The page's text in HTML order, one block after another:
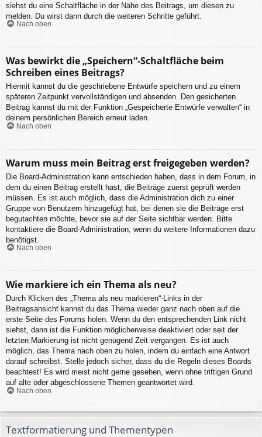
siehst du eine Schaltfläche in der Nähe des Beitrags, um diesen zu
melden. Du wirst dann durch die weiteren Schritte geführt.
Nach oben
Was bewirkt die „Speichern“-Schaltfläche beim
Schreiben eines Beitrags?
Hiermit kannst du die geschriebene Entwürfe speichern und zu einem
späteren Zeitpunkt vervollständigen und absenden. Den gesicherten
Beitrag kannst du mit der Funktion „Gespeicherte Entwürfe verwalten“ in
deinem persönlichen Bereich erneut laden.
Nach oben
Warum muss mein Beitrag erst freigegeben werden?
Die Board-Administration kann entschieden haben, dass in dem Forum, in
dem du einen Beitrag erstellt hast, die Beiträge zuerst geprüft werden
müssen. Es ist auch möglich, dass die Administration dich zu einer
Gruppe von Benutzern hinzugefügt hat, bei denen sie die Beiträge erst
begutachten möchte, bevor sie auf der Seite sichtbar werden. Bitte
kontaktiere die Board-Administration, wenn du weitere Informationen dazu
benötigst.
Nach oben
Wie markiere ich ein Thema als neu?
Durch Klicken des „Thema als neu markieren“-Links in der
Beitragsansicht kannst du das Thema wieder ganz nach oben auf die
erste Seite des Forums holen. Wenn du den entsprechenden Link nicht
siehst, dann ist die Funktion möglicherweise deaktiviert oder seit der
letzten Markierung ist nicht genügend Zeit vergangen. Es ist auch
möglich, das Thema nach oben zu holen, indem du einfach eine Antwort
darauf schreibst. Stelle jedoch sicher, dass du die Regeln dieses Boards
beachtest! Es wird meist nicht gerne gesehen, wenn ohne triftigen Grund
auf alte oder abgeschlossene Themen geantwortet wird.
Nach oben
Textformatierung und Thementypen